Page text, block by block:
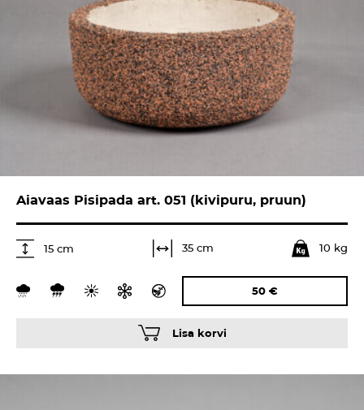
Aiavaas Pisipada art. 051 (kivipuru, pruun)
15 cm 35 cm 10 kg
50 €
Lisa korvi